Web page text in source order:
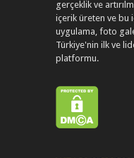
gerçeklik ve
içerik üreten ve bu
uygulama, foto
Türkiye'nin ilk ve
platformu.